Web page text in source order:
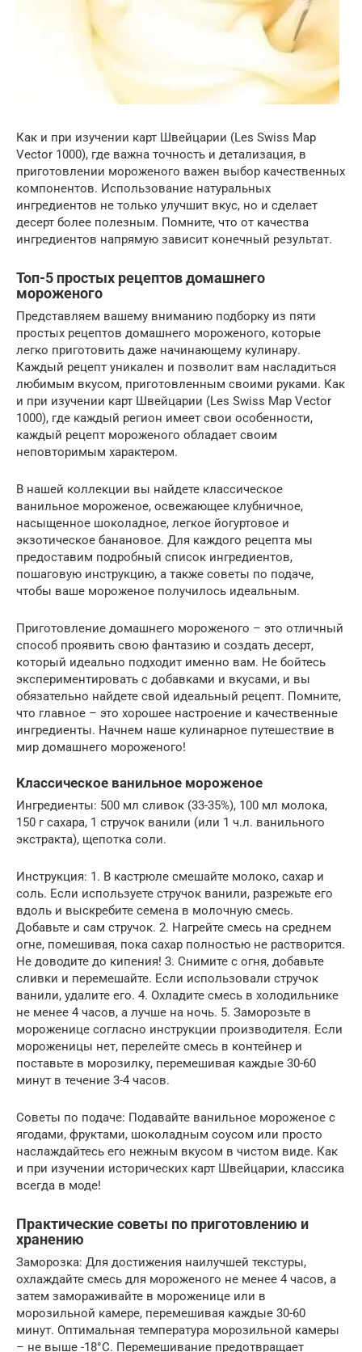
Как и при изучении карт Швейцарии (Les Swiss Map
Vector 1000), где важна точность и детализация, в
приготовлении мороженого важен выбор качественных
компонентов. Использование натуральных
ингредиентов не только улучшит вкус, но и сделает
десерт более полезным. Помните, что от качества
ингредиентов напрямую зависит конечный результат.
Топ-5 простых рецептов домашнего
мороженого
Представляем вашему вниманию подборку из пяти
простых рецептов домашнего мороженого, которые
легко приготовить даже начинающему кулинару.
Каждый рецепт уникален и позволит вам насладиться
любимым вкусом, приготовленным своими руками. Как
и при изучении карт Швейцарии (Les Swiss Map Vector
1000), где каждый регион имеет свои особенности,
каждый рецепт мороженого обладает своим
неповторимым характером.
В нашей коллекции вы найдете классическое
ванильное мороженое, освежающее клубничное,
насыщенное шоколадное, легкое йогуртовое и
экзотическое банановое. Для каждого рецепта мы
предоставим подробный список ингредиентов,
пошаговую инструкцию, а также советы по подаче,
чтобы ваше мороженое получилось идеальным.
Приготовление домашнего мороженого – это отличный
способ проявить свою фантазию и создать десерт,
который идеально подходит именно вам. Не бойтесь
экспериментировать с добавками и вкусами, и вы
обязательно найдете свой идеальный рецепт. Помните,
что главное – это хорошее настроение и качественные
ингредиенты. Начнем наше кулинарное путешествие в
мир домашнего мороженого!
Классическое ванильное мороженое
Ингредиенты: 500 мл сливок (33-35%), 100 мл молока,
150 г сахара, 1 стручок ванили (или 1 ч.л. ванильного
экстракта), щепотка соли.
Инструкция: 1. В кастрюле смешайте молоко, сахар и
соль. Если используете стручок ванили, разрежьте его
вдоль и выскребите семена в молочную смесь.
Добавьте и сам стручок. 2. Нагрейте смесь на среднем
огне, помешивая, пока сахар полностью не растворится.
Не доводите до кипения! 3. Снимите с огня, добавьте
сливки и перемешайте. Если использовали стручок
ванили, удалите его. 4. Охладите смесь в холодильнике
не менее 4 часов, а лучше на ночь. 5. Заморозьте в
мороженице согласно инструкции производителя. Если
мороженицы нет, перелейте смесь в контейнер и
поставьте в морозилку, перемешивая каждые 30-60
минут в течение 3-4 часов.
Советы по подаче: Подавайте ванильное мороженое с
ягодами, фруктами, шоколадным соусом или просто
наслаждайтесь его нежным вкусом в чистом виде. Как
и при изучении исторических карт Швейцарии, классика
всегда в моде!
Практические советы по приготовлению и
хранению
Заморозка: Для достижения наилучшей текстуры,
охлаждайте смесь для мороженого не менее 4 часов, а
затем замораживайте в мороженице или в
морозильной камере, перемешивая каждые 30-60
минут. Оптимальная температура морозильной камеры
– не выше -18°C. Перемешивание предотвращает